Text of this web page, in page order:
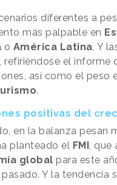
diferentes a
más palpable en
o América Latina. Y
refiriéndose el informe
así como el peso
.
positivas del
en la balanza pesan
planteado el FMI ,
global para este
Y la tendencia